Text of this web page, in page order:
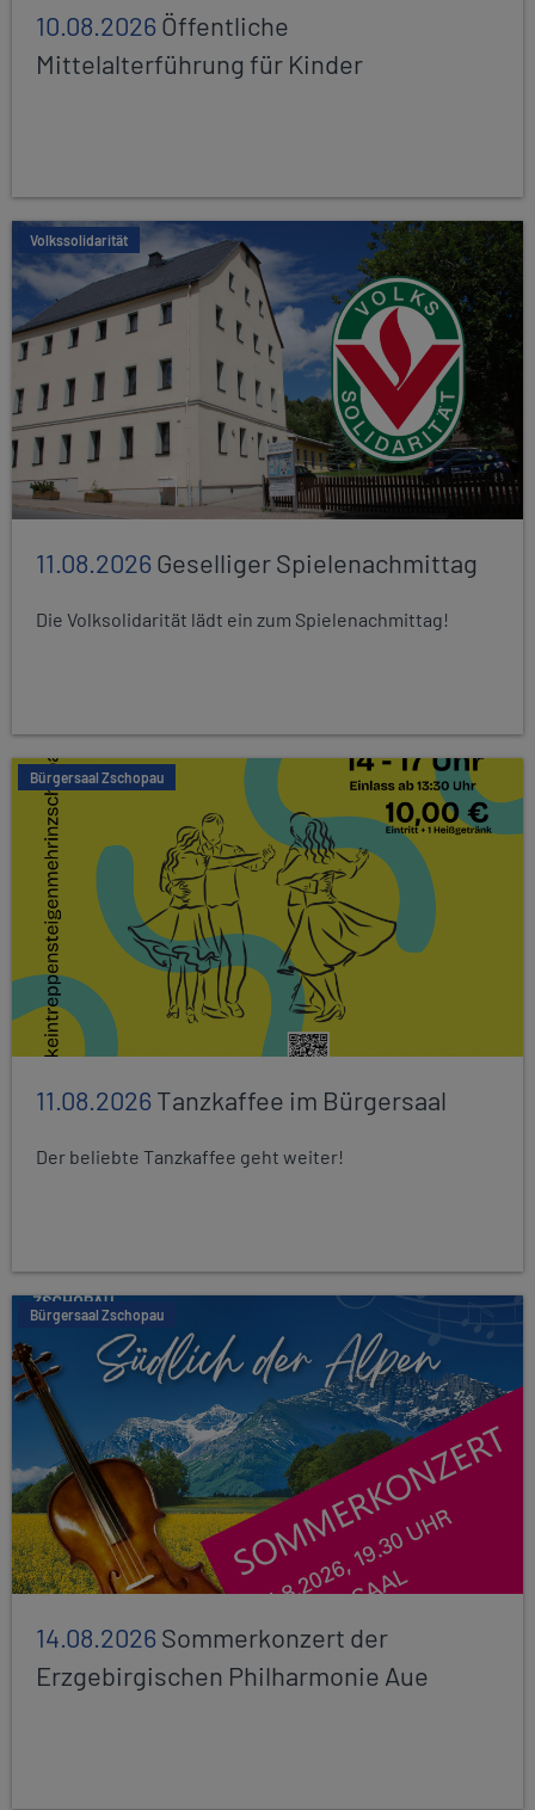
10.08.2026Öffentliche
Mittelalterführung für Kinder
Volkssolidarität
11.08.2026Geselliger Spielenachmittag
Die Volksolidarität lädt ein zum Spielenachmittag!
Bürgersaal Zschopau
11.08.2026Tanzkaffee im Bürgersaal
Der beliebte Tanzkaffee geht weiter!
Bürgersaal Zschopau
14.08.2026Sommerkonzert der
Erzgebirgischen Philharmonie Aue